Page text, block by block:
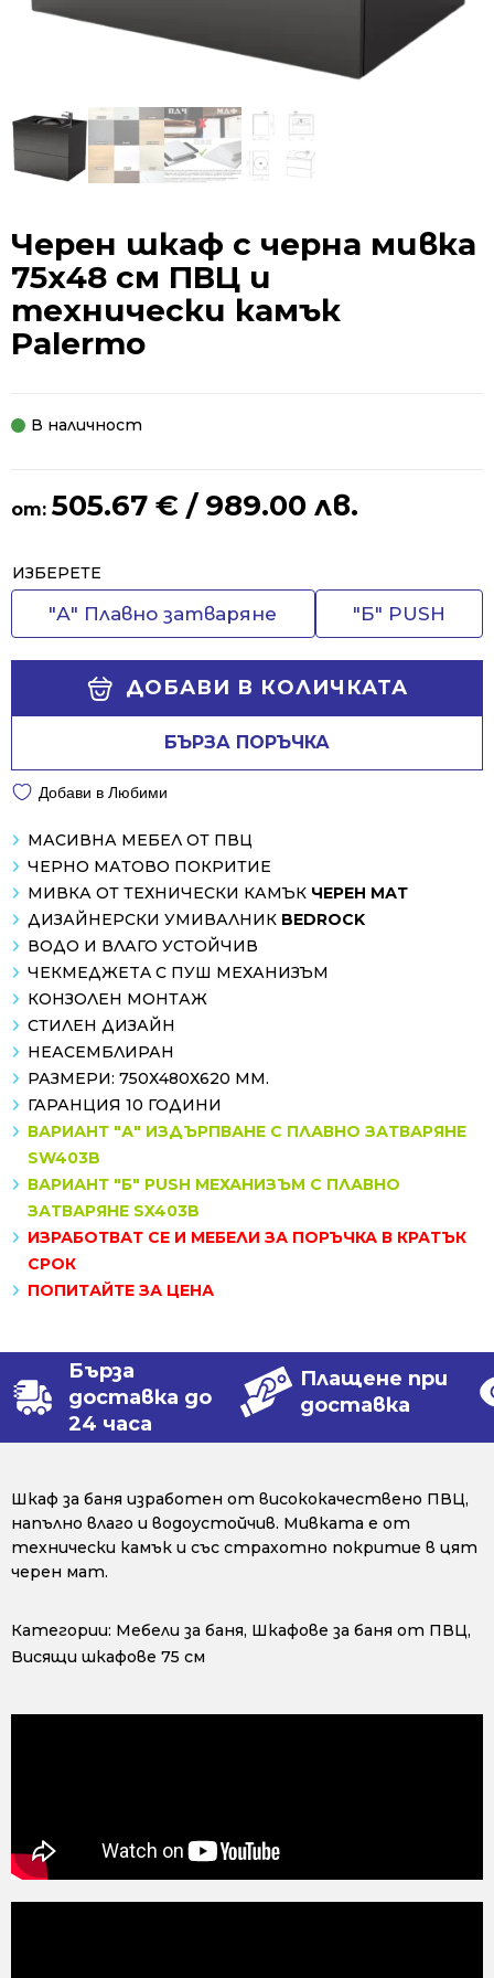
Черен шкаф с черна мивка
75х48 см ПВЦ и
технически камък
Palermo
В наличност
от: 505.67 € / 989.00 лв.
ИЗБЕРЕТЕ
"А" Плавно затваряне "Б" PUSH
ДОБАВИ В КОЛИЧКАТА
БЪРЗА ПОРЪЧКА
Alternative:
Добави в Любими
МАСИВНА МЕБЕЛ ОТ ПВЦ
ЧЕРНО МАТОВО ПОКРИТИЕ
МИВКА ОТ ТЕХНИЧЕСКИ КАМЪК ЧЕРЕН МАТ
ДИЗАЙНЕРСКИ УМИВАЛНИК BEDROCK
ВОДО И ВЛАГО УСТОЙЧИВ
ЧЕКМЕДЖЕTA С ПУШ МЕХАНИЗЪМ
КОНЗОЛЕН МОНТАЖ
СТИЛЕН ДИЗАЙН
НЕАСЕМБЛИРАН
РАЗМЕРИ: 750Х480Х620 MM.
ГАРАНЦИЯ 10 ГОДИНИ
ВАРИАНТ "А" ИЗДЪРПВАНЕ С ПЛАВНО ЗАТВАРЯНЕ
SW403B
ВАРИАНТ "Б" PUSH МЕХАНИЗЪМ С ПЛАВНО
ЗАТВАРЯНЕ SX403B
ИЗРАБОТВАТ СЕ И МЕБЕЛИ ЗА ПОРЪЧКА В КРАТЪК
СРОК
ПОПИТАЙТЕ ЗА ЦЕНА
Бърза
доставка до
24 часа
Плащене при
доставка
Шкаф за баня изработен от висококачествено ПВЦ,
напълно влаго и водоустойчив. Мивката е от
технически камък и със страхотно покритие в цят
черен мат.
Категории: Мебели за баня, Шкафове за баня от ПВЦ,
Висящи шкафове 75 см